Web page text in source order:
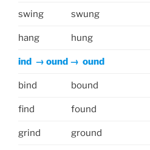
swing swung
hang hung
ind → ound → ound
bind bound
find found
grind ground